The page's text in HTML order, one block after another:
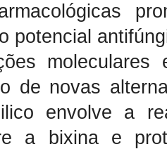
potencial
de novas
envolve a
a bixina e